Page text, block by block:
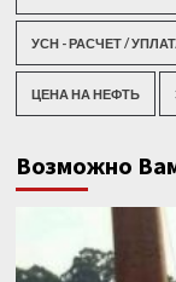
УСН - РАСЧЕТ /
ЦЕНА НА НЕФТЬ
Возможно